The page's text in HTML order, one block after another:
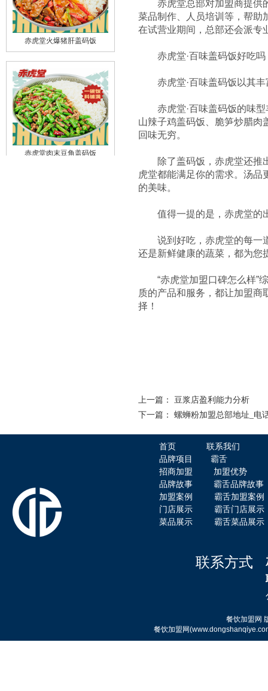
赤虎堂总部对加盟商提供的
菜品制作、人员培训等，帮助
在试营业期间，总部还会派专
赤虎堂·百味盖码饭好吃吗
赤虎堂·百味盖码饭以其
赤虎堂·百味盖码饭的味
山辣子鸡盖码饭、脆笋炒腊肉
回味无穷。
除了盖码饭，赤虎堂还推出
虎堂都能满足你的需求。汤
的美味。
值得一提的是，赤虎堂的出
说到好吃，赤虎堂的每一道
还是新鲜健康的蔬菜，都为您
“赤虎堂加盟口碑怎么样”综
质的产品和服务，都让加盟
择！
上一篇： 豆浆店盈利能力分析
下一篇： 螺蛳粉加盟总部地址_电
霸舌酸菜牛肉米粉
餐饮加盟网
餐饮加盟网
联系方式
首页
联系我们
品牌项目
霸舌
招商加盟
加盟优势
品牌故事
霸舌品牌故事
加盟案例
霸舌加盟案例
门店展示
霸舌门店展示
菜品展示
霸舌菜品展示